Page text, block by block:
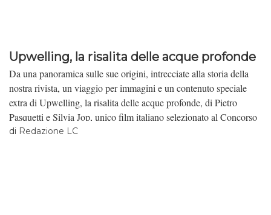
Upwelling, la risalita delle acque profonde
Da una panoramica sulle sue origini, intrecciate alla storia della
nostra rivista, un viaggio per immagini e un contenuto speciale
extra di Upwelling, la risalita delle acque profonde, di Pietro
Pasquetti e Silvia Jop, unico film italiano selezionato al Concorso
Internazionale lungometraggi di Visions Du Reel che si terrà a
di Redazione LC